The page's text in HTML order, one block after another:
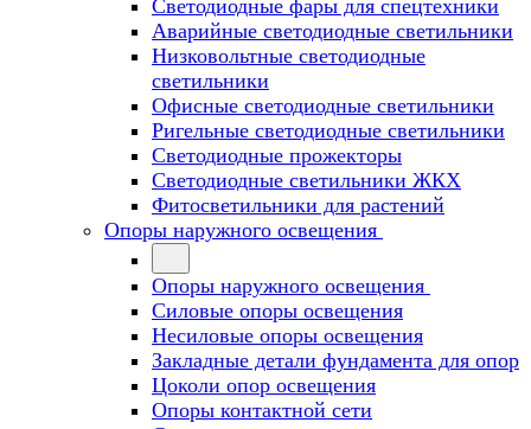
Cветодиодные фары для спецтехники
Аварийные светодиодные светильники
Низковольтные светодиодные
светильники
Офисные светодиодные светильники
Ригельные светодиодные светильники
Светодиодные прожекторы
Светодиодные светильники ЖКХ
Фитосветильники для растений
Опоры наружного освещения
Опоры наружного освещения
Силовые опоры освещения
Несиловые опоры освещения
Закладные детали фундамента для опор
Цоколи опор освещения
Опоры контактной сети